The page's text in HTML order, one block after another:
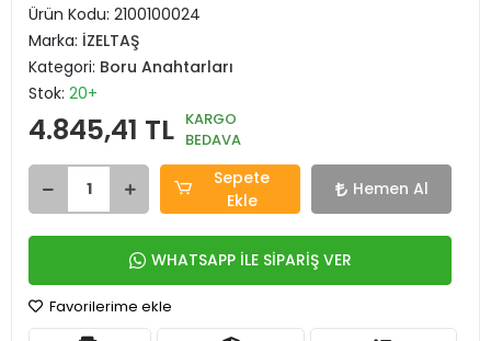
Ürün Kodu: 2100100024
Marka: İZELTAŞ
Kategori: Boru Anahtarları
Stok: 20+
4.845,41 TL KARGO
BEDAVA
Sepete
Ekle
Hemen Al
WHATSAPP İLE SİPARİŞ VER
Favorilerime ekle